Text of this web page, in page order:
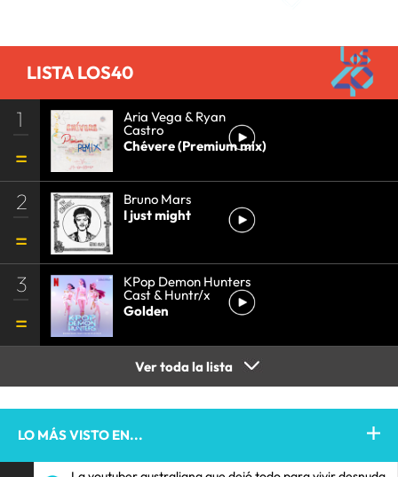
LISTA LOS40
1 Aria Vega & Ryan
Castro
Chévere (Premium mix)
2
Bruno Mars
I just might
3 KPop Demon Hunters
Cast & Huntr/x
Golden
Ver toda la lista
LO MÁS VISTO EN...